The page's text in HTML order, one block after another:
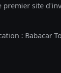
premier site
: Babacar